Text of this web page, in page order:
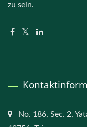
zu sein.
No. 186, Sec. 2,